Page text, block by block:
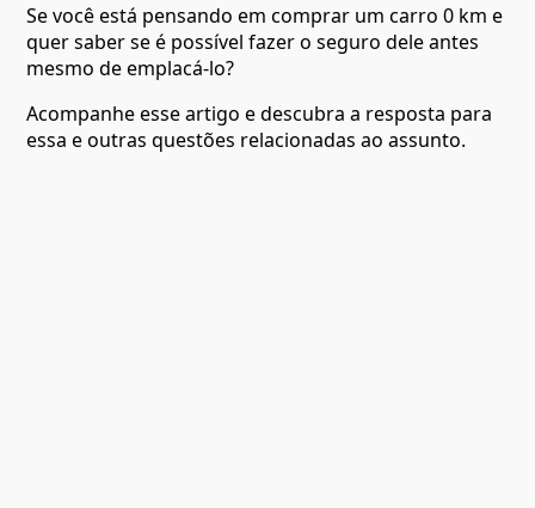
Se você está pensando em comprar um carro 0 km e
quer saber se é possível fazer o seguro dele antes
mesmo de emplacá-lo?
Acompanhe esse artigo e descubra a resposta para
essa e outras questões relacionadas ao assunto.